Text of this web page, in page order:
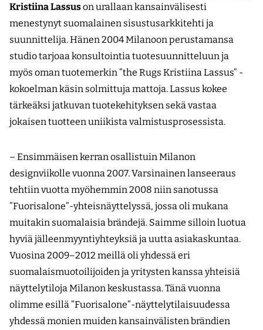
Kristiina Lassuson urallaan kansainvälisesti
menestynyt suomalainen sisustusarkkitehti ja
suunnittelija. Hänen 2004 Milanoon perustamansa
studio tarjoaa konsultointia tuotesuunnitteluun ja
myös oman tuotemerkin ”the Rugs Kristiina Lassus” -
kokoelman käsin solmittuja mattoja. Lassus kokee
tärkeäksi jatkuvan tuotekehityksen sekä vastaa
jokaisen tuotteen uniikista valmistusprosessista.
– Ensimmäisen kerran osallistuin Milanon
designviikolle vuonna 2007. Varsinainen lanseeraus
tehtiin vuotta myöhemmin 2008 niin sanotussa
”Fuorisalone”-yhteisnäyttelyssä, jossa oli mukana
muitakin suomalaisia brändejä. Saimme silloin luotua
hyviä jälleenmyyntiyhteyksiä ja uutta asiakaskuntaa.
Vuosina 2009–2012 meillä oli yhdessä eri
suomalaismuotoilijoiden ja yritysten kanssa yhteisiä
näyttelytiloja Milanon keskustassa. Tänä vuonna
olimme esillä ”Fuorisalone”-näyttelytilaisuudessa
yhdessä monien muiden kansainvälisten brändien